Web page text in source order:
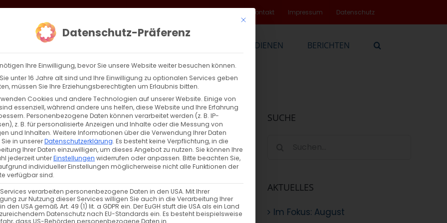
Kontakt Impressum Datenschutz
DIENEN BERICHTEN
Zurück Vor
gewählt
SUCHE
AKTUELLES
Im Fokus: August
Mit diesem Button wird der Dialog geschlossen. Seine
Datenschutz-Präferenz
Ihre Einwilligung, bevor Sie unsere Website weiter besuchen können.
unter 16 Jahre alt sind und Ihre Einwilligung zu optionalen Services geben
müssen Sie Ihre Erziehungsberechtigten um Erlaubnis bitten.
Cookies und andere Technologien auf unserer Website. Einige von
essenziell, während andere uns helfen, diese Website und Ihre Erfahrung
Personenbezogene Daten können verarbeitet werden (z. B. IP-
z. B. für personalisierte Anzeigen und Inhalte oder die Messung von
und Inhalten. Weitere Informationen über die Verwendung Ihrer Daten
in unsererDatenschutzerklärung. Es besteht keine Verpflichtung, in die
Ihrer Daten einzuwilligen, um dieses Angebot zu nutzen. Sie können Ihre
jederzeit unterEinstellungen widerrufen oder anpassen. Bitte beachten Sie,
individueller Einstellungen möglicherweise nicht alle Funktionen der
verfügbar sind.
verarbeiten personenbezogene Daten in den USA. Mit Ihrer
zur Nutzung dieser Services willigen Sie auch in die Verarbeitung Ihrer
den USA gemäß Art. 49 (1) lit. a GDPR ein. Der EuGH stuft die USA als ein Land
Datenschutz nach EU-Standards ein. Es besteht beispielsweise
dass US-Behörden personenbezogene Daten in